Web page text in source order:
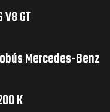
GT
Mercedes-Benz
K